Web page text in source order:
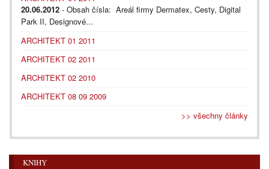
20.06.2012 - Obsah čísla: Areál firmy Dermatex, Cesty, Digital
Park II, Designové...
ARCHITEKT 01 2011
ARCHITEKT 02 2011
ARCHITEKT 02 2010
ARCHITEKT 08 09 2009
>> všechny články
KNIHY